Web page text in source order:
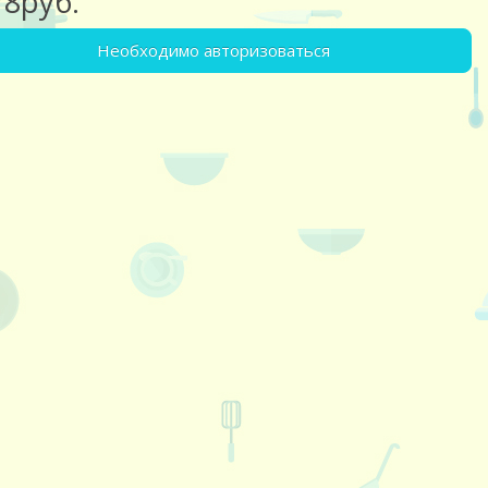
Необходимо авторизоваться